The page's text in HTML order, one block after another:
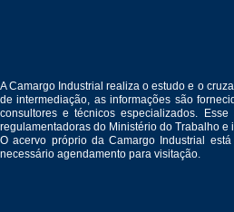
A Camargo Industrial realiza o estudo e o
de intermediação, as informações são
consultores e técnicos especializados.
regulamentadoras do Ministério do Trabalho
O acervo próprio da Camargo Industrial
necessário agendamento para visitação.